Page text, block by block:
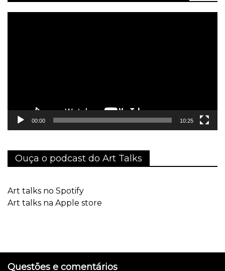
00:00 10:25
Ouça o podcast do Art Talks
Art talks no Spotify
Art talks na Apple store
Questões e comentários